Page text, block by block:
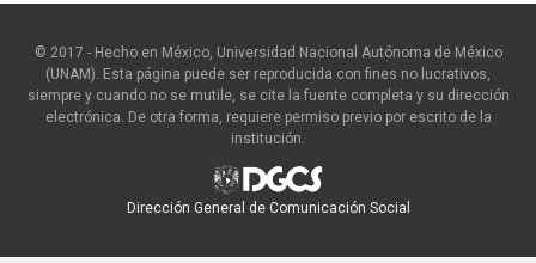
© 2017 - Hecho en México, Universidad Nacional Autónoma de México
(UNAM). Esta página puede ser reproducida con fines no lucrativos,
siempre y cuando no se mutile, se cite la fuente completa y su dirección
electrónica. De otra forma, requiere permiso previo por escrito de la
institución.
Dirección General de Comunicación Social